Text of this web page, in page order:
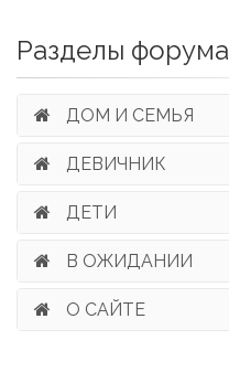
Разделы форума
ДОМ И СЕМЬЯ
ДЕВИЧНИК
ДЕТИ
В ОЖИДАНИИ
О САЙТЕ